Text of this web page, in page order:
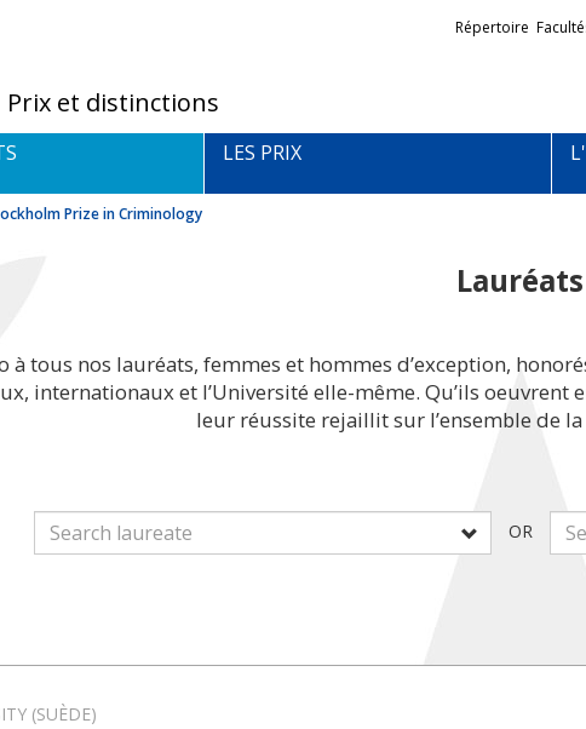
/Prix et distinctions
Liens
externes
Répertoire
LES PRIX
Prize in Criminology
Lauréats
à tous nos lauréats, femmes et hommes d’exception,
internationaux et l’Université elle-même. Qu’ils oeuvrent
leur réussite rejaillit sur l’ensemble de
OR
(SUÈDE)